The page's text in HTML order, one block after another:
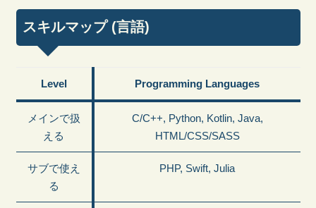
スキルマップ (言語)
Level Programming Languages
メインで扱
える
C/C++, Python, Kotlin, Java,
HTML/CSS/SASS
サブで使え
る
PHP, Swift, Julia